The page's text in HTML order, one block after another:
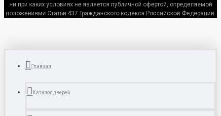
ни при каких условиях не является публичной офертой, определяемой
положениями Статьи 437 Гражданского кодекса Российской Федерации.
Главная
Каталог дверей